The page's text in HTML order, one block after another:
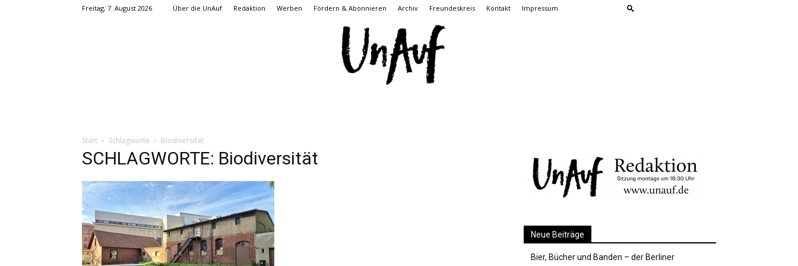
Freitag, 7. August 2026 Über die UnAuf Redaktion Werben Fördern & Abonnieren Archiv Freundeskreis Kontakt Impressum
Start Schlagworte Biodiversität
SCHLAGWORTE: Biodiversität
Neue Beiträge
Bier, Bücher und Banden – der Berliner